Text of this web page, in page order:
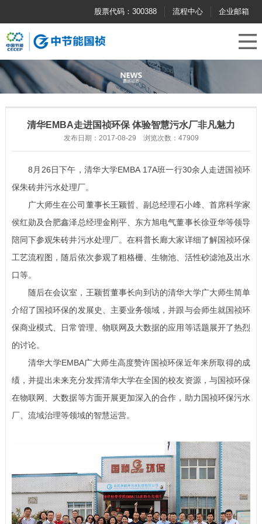
企业邮箱
流程中心
股票代码：300388
清华EMBA走进国祯环保 体验智慧污水厂非凡魅力
发布日期：2017-08-29 浏览次数：47909
8月26日下午，清华大学EMBA 17A班一行30余人走进国祯环
保朱砖井污水处理厂。
广大师生在公司董事长王颖哲、副总经理石小峰、首席科学家
侯红勋及合肥鑫泽总经理金刚平、东方旭电气董事长徐亚华等领导
陪同下参观朱砖井污水处理厂。在科普长廊大家详细了解国祯环保
工艺流程图，随后依次参观了粗格栅、生物池、活性砂滤池及出水
口等。
随后在会议室，王颖哲董事长向到访的清华大学广大师生简单
介绍了国祯环保的发展史、主要业务领域，并跟与会师生就国祯环
保商业模式、日常管理、物联网及大数据的应用等话题展开了热烈
的讨论。
清华大学EMBA广大师生高度赞许国祯环保近年来所取得的成
绩，并提出未来充分发挥清华大学在全国的校友资源，与国祯环保
在物联网、大数据等方面开展更加深入的合作，助力国祯环保污水
厂、流域治理等领域的智慧运营。